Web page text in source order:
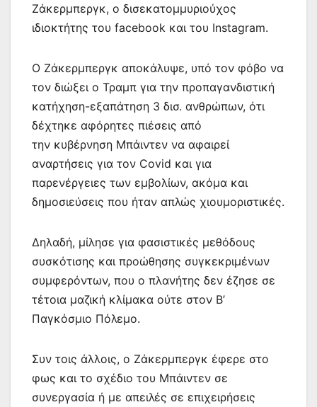
Ζάκερμπεργκ, ο δισεκατομμυριούχος
ιδιοκτήτης του facebook και του Instagram.
Ο Ζάκερμπεργκ αποκάλυψε, υπό τον φόβο να
τον διώξει ο Τραμπ για την προπαγανδιστική
κατήχηση-εξαπάτηση 3 δισ. ανθρώπων, ότι
δέχτηκε αφόρητες πιέσεις από
την κυβέρνηση Μπάιντεν να αφαιρεί
αναρτήσεις για τον Covid και για
παρενέργειες των εμβολίων, ακόμα και
δημοσιεύσεις που ήταν απλώς χιουμοριστικές.
Δηλαδή, μίλησε για φασιστικές μεθόδους
συσκότισης και προώθησης συγκεκριμένων
συμφερόντων, που ο πλανήτης δεν έζησε σε
τέτοια μαζική κλίμακα ούτε στον Β’
Παγκόσμιο Πόλεμο.
Συν τοις άλλοις, ο Ζάκερμπεργκ έφερε στο
φως και το σχέδιο του Μπάιντεν σε
συνεργασία ή με απειλές σε επιχειρήσεις